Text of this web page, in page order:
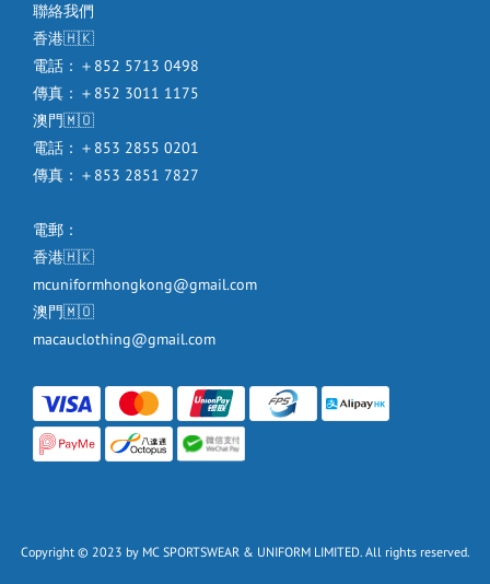
聯絡我們
香港🇭🇰
電話：＋852 5713 0498
傳真：＋852 3011 1175
澳門🇲🇴
電話：＋853 2855 0201
傳真：＋853 2851 7827
電郵：
香港🇭🇰
mcuniformhongkong@gmail.com
澳門🇲🇴
macauclothing@gmail.com
Copyright © 2023 by MC SPORTSWEAR & UNIFORM LIMITED. All rights reserved.